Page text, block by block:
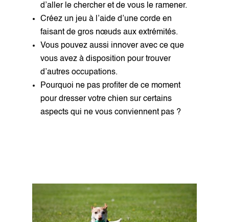
d’aller le chercher et de vous le ramener.
Créez un jeu à l’aide d’une corde en
faisant de gros nœuds aux extrémités.
Vous pouvez aussi innover avec ce que
vous avez à disposition pour trouver
d’autres occupations.
Pourquoi ne pas profiter de ce moment
pour dresser votre chien sur certains
aspects qui ne vous conviennent pas ?